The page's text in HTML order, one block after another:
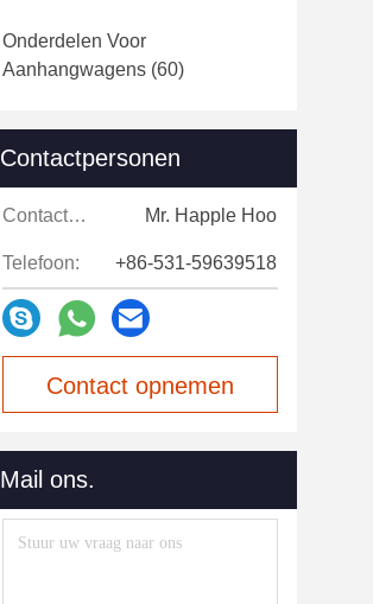
Onderdelen Voor
Aanhangwagens (60)
Contactpersonen
Contactpersonen: Mr. Happle Hoo
Telefoon: +86-531-59639518
Contact opnemen
Mail ons.